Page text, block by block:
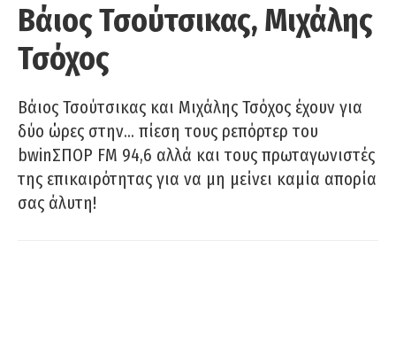
Βάιος Τσούτσικας, Μιχάλης
Τσόχος
Βάιος Τσούτσικας και Μιχάλης Τσόχος έχουν για
δύο ώρες στην… πίεση τους ρεπόρτερ του
bwinΣΠΟΡ FM 94,6 αλλά και τους πρωταγωνιστές
της επικαιρότητας για να μη μείνει καμία απορία
σας άλυτη!